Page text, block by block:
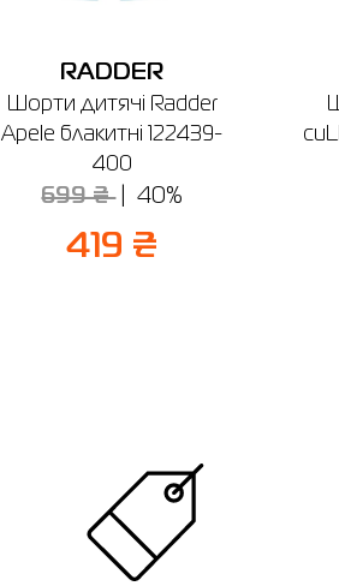
RADDER
Шорти дитячі Radder
Apele блакитні 122439-
400
699 ₴ 40%
419 ₴